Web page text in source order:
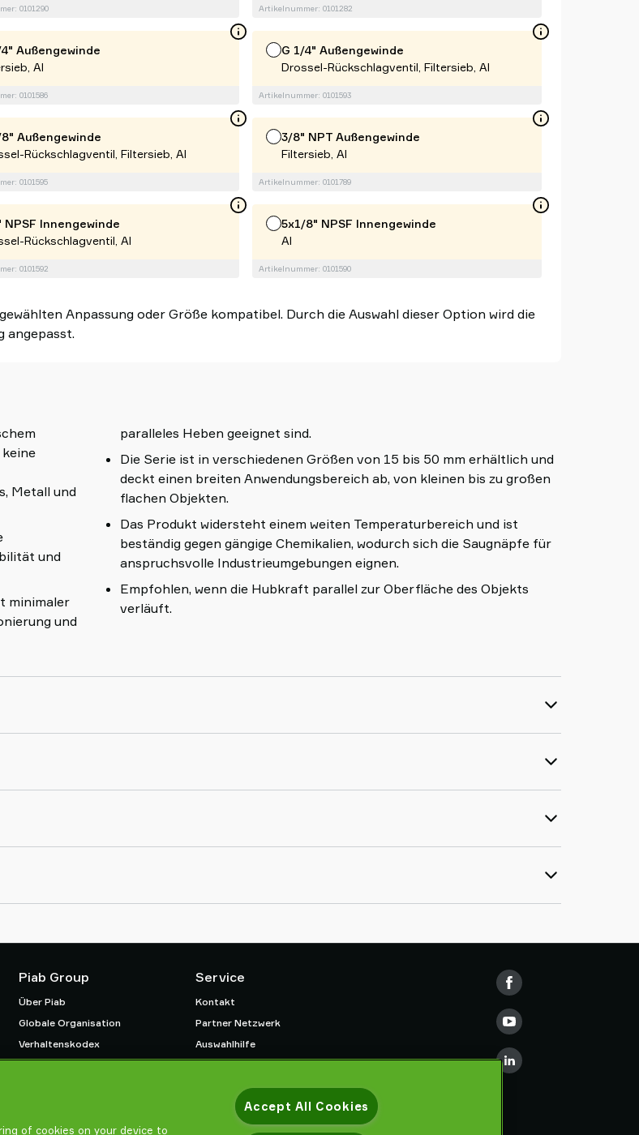
0101290 Artikelnummer: 0101282
Außengewinde
Al
0101586
G 1/4" Außengewinde
Drossel-Rückschlagventil, Filtersieb, Al
Artikelnummer: 0101593
8" Außengewinde
Rückschlagventil, Filtersieb, Al
0101595
3/8" NPT Außengewinde
Filtersieb, Al
Artikelnummer: 0101789
NPSF Innengewinde
Rückschlagventil, Al
0101592
5x1/8" NPSF Innengewinde
Al
Artikelnummer: 0101590
Anpassung oder Größe kompatibel. Durch die Auswahl dieser Option wird die
angepasst.
Metall und
und
minimaler
und
paralleles Heben geeignet sind.
Die Serie ist in verschiedenen Größen von 15 bis 50 mm erhältlich und
deckt einen breiten Anwendungsbereich ab, von kleinen bis zu großen
flachen Objekten.
Das Produkt widersteht einem weiten Temperaturbereich und ist
beständig gegen gängige Chemikalien, wodurch sich die Saugnäpfe für
anspruchsvolle Industrieumgebungen eignen.
Empfohlen, wenn die Hubkraft parallel zur Oberfläche des Objekts
verläuft.
Piab Group
Über Piab
Globale Organisation
Verhaltenskodex
Service
Kontakt
Partner Netzwerk
Auswahlhilfe
of cookies on your device to
Accept All Cookies